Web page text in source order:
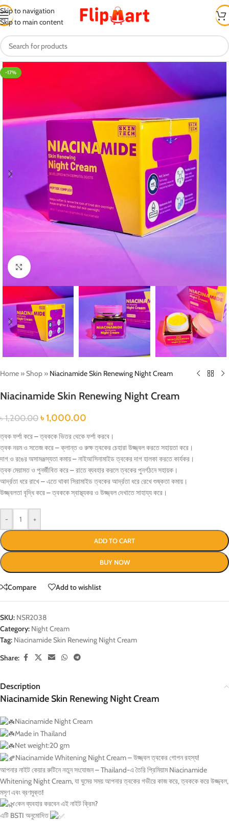
Skip to navigation
Skip to main content
-17%
Click to enlarge
Home »Shop » Niacinamide Skin Renewing Night Cream
Niacinamide Skin Renewing Night Cream
৳1,200.00 ৳1,000.00
ত্বক ফর্শা করে – ত্বককে ভিতর থেকে ফর্শা করবে।
ত্বক নরম ও সতেজ করে – ক্লান্ত ও রুক্ষ ত্বকের চেহারা উজ্জ্বল করতে সহায়তা করে।
দাগ ও রঙের অসামঞ্জস্যতা কমায় – নাইআসিনামাইড ত্বকের দাগ হালকা করতে কার্যকর।
ত্বক মেরামত ও পুনর্জীবিত করে – রাতে ব্যবহার করলে ত্বকের পুনর্গঠনে সহায়ক।
আর্দ্রতা ধরে রাখে – এতে থাকা সিরামাইড ত্বকের আর্দ্রতা ধরে রেখে শুষ্কতা কমায়।
উজ্জ্বলতা বৃদ্ধি করে – ত্বককে স্বাস্থ্যকর ও উজ্জ্বল দেখাতে সাহায্য করে।
- +
ADD TO CART
BUY NOW
Compare Add to wishlist
SKU: NSR2038
Category: Night Cream
Tag: Niacinamide Skin Renewing Night Cream
Share:
Description
Niacinamide Skin Renewing Night Cream
Niacinamide Night Cream
Made in Thailand
Net weight:20 gm
Niacinamide Whitening Night Cream – উজ্জ্বল ত্বকের গোপন রহস্য!
আপনার নাইট কেয়ার রুটিনে নতুন সংযোজন – Thailand-এ তৈরি প্রিমিয়াম Niacinamide
Whitening Night Cream, যা ঘুমের সময় আপনার ত্বকের গভীরে কাজ করে, ত্বককে করে উজ্জ্বল,
মসৃণ এবং ব্রণমুক্ত!
কেন ব্যবহার করবেন এই নাইট ক্রিম?
এটি BSTI অনুমোদিত